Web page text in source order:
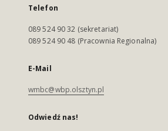
Telefon
089 524 90 32 (sekretariat)
089 524 90 48 (Pracownia Regionalna)
E-Mail
wmbc@wbp.olsztyn.pl
Odwiedź nas!